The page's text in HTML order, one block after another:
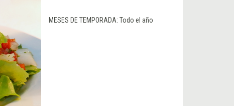
MESES DE TEMPORADA: Todo el año